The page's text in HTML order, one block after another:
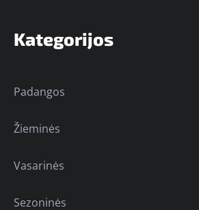
Kategorijos
Padangos
Žieminės
Vasarinės
Sezoninės